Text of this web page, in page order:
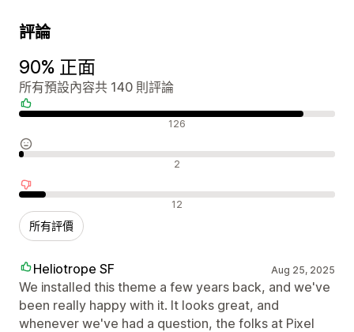
評論
90% 正面
所有預設內容共 140 則評論
正面評論 126
中立評論 2
負面評論 12
所有評價
Heliotrope SF Aug 25, 2025
We installed this theme a few years back, and we've
been really happy with it. It looks great, and
whenever we've had a question, the folks at Pixel